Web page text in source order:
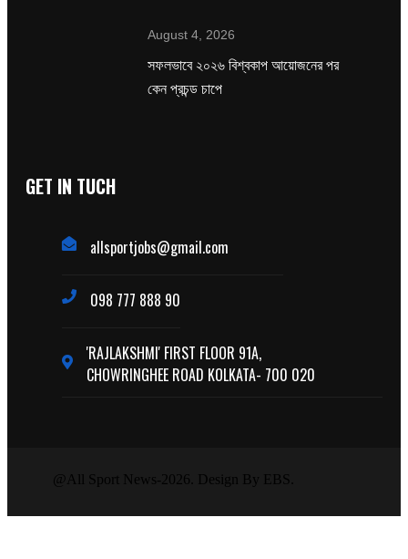
August 4, 2026
সফলভাবে ২০২৬ বিশ্বকাপ আয়োজনের পর
কেন প্রচন্ড চাপে
GET IN TUCH
allsportjobs@gmail.com
098 777 888 90
'RAJLAKSHMI' FIRST FLOOR 91A,
CHOWRINGHEE ROAD KOLKATA- 700 020
@All Sport News-2026. Design By EBS.